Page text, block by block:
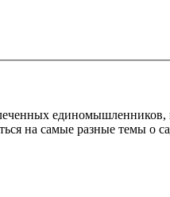
на самые разные темы о